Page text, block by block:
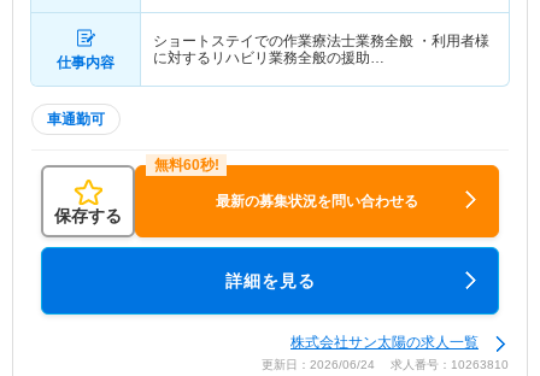
仕事内容
ショートステイでの作業療法士業務全般 ・利用者様
に対するリハビリ業務全般の援助…
車通勤可
保存する
最新の募集状況を問い合わせる
詳細を見る
株式会社サン太陽の求人一覧
更新日：2026/06/24 求人番号：10263810